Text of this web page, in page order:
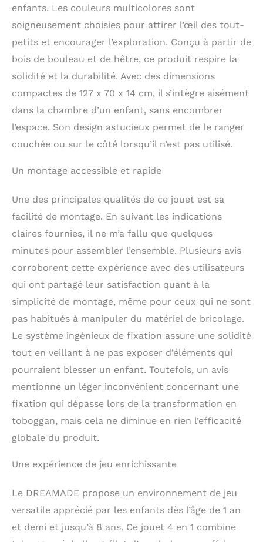
triangulaire à 3 côtés
enfants peuvent jouer à
la structure triangulaire
d’escalade en bois sans
la planche coulissante.
Il combine une échelle
d'escalade, une planche
d'escalade en un seul,
ce qui peut satisfaire
les différents besoins
tripler le plaisir de
jouer. Matériaux fiables
partir de bois de
bouleau et de hêtre de
ensemble d'escalade
triangulaire avec
structure triangulaire
surface est peinte, ce
qui permet à vos
enfants de jouer en
endroits extérieurs.
Détails adaptés aux
pièces aux coins
arrondis sont reliées
entre elles par les vis
murs d’escalades
pour protéger les
faciles à nettoyer.
Excellent cadeau pour
les enfants — Cette
structure triangulaire
enfants. Les couleurs multicolores sont
soigneusement choisies pour attirer l’œil des tout-
petits et encourager l’exploration. Conçu à partir de
bois de bouleau et de hêtre, ce produit respire la
solidité et la durabilité. Avec des dimensions
compactes de 127 x 70 x 14 cm, il s’intègre aisément
dans la chambre d’un enfant, sans encombrer
l’espace. Son design astucieux permet de le ranger
couchée ou sur le côté lorsqu’il n’est pas utilisé.
Un montage accessible et rapide
Une des principales qualités de ce jouet est sa
facilité de montage. En suivant les indications
claires fournies, il ne m’a fallu que quelques
minutes pour assembler l’ensemble. Plusieurs avis
corroborent cette expérience avec des utilisateurs
qui ont partagé leur satisfaction quant à la
simplicité de montage, même pour ceux qui ne sont
pas habitués à manipuler du matériel de bricolage.
Le système ingénieux de fixation assure une solidité
tout en veillant à ne pas exposer d’éléments qui
pourraient blesser un enfant. Toutefois, un avis
mentionne un léger inconvénient concernant une
fixation qui dépasse lors de la transformation en
toboggan, mais cela ne diminue en rien l’efficacité
globale du produit.
Une expérience de jeu enrichissante
Le DREAMADE propose un environnement de jeu
versatile apprécié par les enfants dès l’âge de 1 an
et demi et jusqu’à 8 ans. Ce jouet 4 en 1 combine